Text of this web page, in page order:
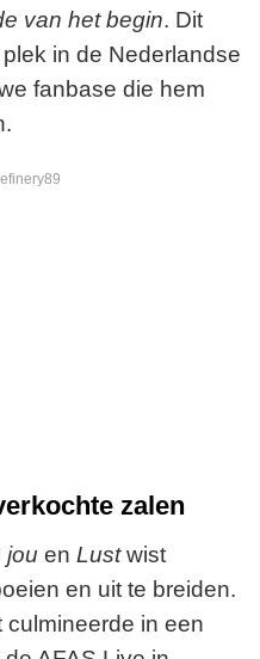
van het begin. Dit
in de Nederlandse
fanbase die hem
zalen
jou en Lustwist
en uit te breiden.
in een